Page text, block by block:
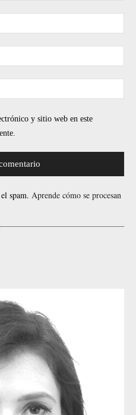
y sitio web en este
spam. Aprende cómo se procesan